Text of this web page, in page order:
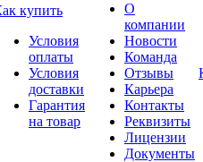
купить
Условия
оплаты
Условия
доставки
Гарантия
на товар
О
компании
Новости
Команда
Отзывы
Карьера
Контакты
Реквизиты
Лицензии
Документы